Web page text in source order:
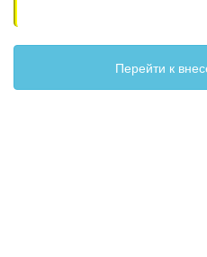
Перейти к